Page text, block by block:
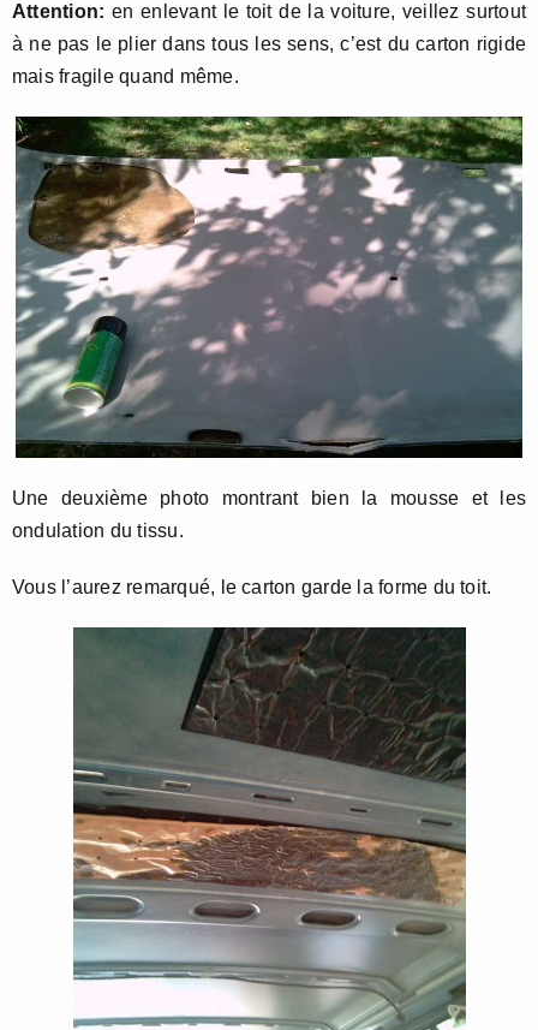
Attention: en enlevant le toit de la voiture, veillez surtout
à ne pas le plier dans tous les sens, c’est du carton rigide
mais fragile quand même.
Une deuxième photo montrant bien la mousse et les
ondulation du tissu.
Vous l’aurez remarqué, le carton garde la forme du toit.